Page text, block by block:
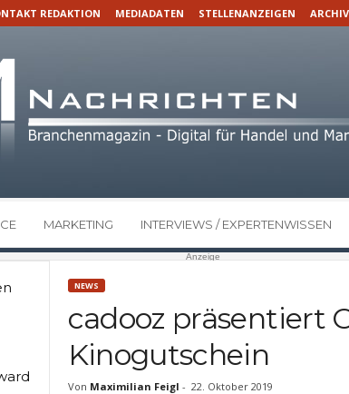
REDAKTION MEDIADATEN STELLENANZEIGEN ARCHIV
MARKETING INTERVIEWS / EXPERTENWISSEN
Anzeige
NEWS
cadooz präsentiert
Kinogutschein
Von Maximilian Feigl - 22. Oktober 2019